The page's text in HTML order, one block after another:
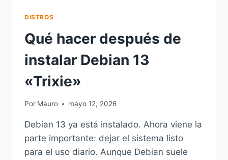
DISTROS
Qué hacer después de
instalar Debian 13
«Trixie»
Por Mauro mayo 12, 2026
Debian 13 ya está instalado. Ahora viene la
parte importante: dejar el sistema listo
para el uso diario. Aunque Debian suele